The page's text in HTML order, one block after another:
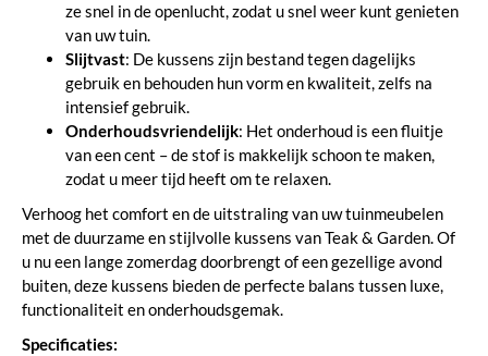
ze snel in de openlucht, zodat u snel weer kunt genieten
van uw tuin.
Slijtvast: De kussens zijn bestand tegen dagelijks
gebruik en behouden hun vorm en kwaliteit, zelfs na
intensief gebruik.
Onderhoudsvriendelijk: Het onderhoud is een fluitje
van een cent – de stof is makkelijk schoon te maken,
zodat u meer tijd heeft om te relaxen.
Verhoog het comfort en de uitstraling van uw tuinmeubelen
met de duurzame en stijlvolle kussens van Teak & Garden. Of
u nu een lange zomerdag doorbrengt of een gezellige avond
buiten, deze kussens bieden de perfecte balans tussen luxe,
functionaliteit en onderhoudsgemak.
Specificaties: